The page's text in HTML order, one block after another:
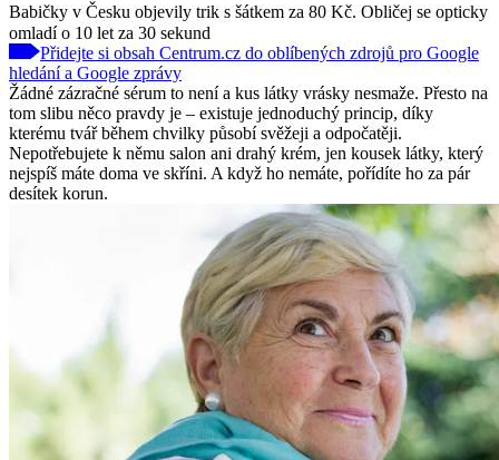
Babičky v Česku objevily trik s šátkem za 80 Kč. Obličej se opticky
omladí o 10 let za 30 sekund
Přidejte si obsah Centrum.cz do oblíbených zdrojů pro Google
hledání a Google zprávy
Žádné zázračné sérum to není a kus látky vrásky nesmaže. Přesto na
tom slibu něco pravdy je – existuje jednoduchý princip, díky
kterému tvář během chvilky působí svěžeji a odpočatěji.
Nepotřebujete k němu salon ani drahý krém, jen kousek látky, který
nejspíš máte doma ve skříni. A když ho nemáte, pořídíte ho za pár
desítek korun.